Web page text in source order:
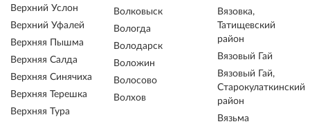
Верхний Услон
Верхний Уфалей
Верхняя Пышма
Верхняя Салда
Верхняя Синячиха
Верхняя Терешка
Верхняя Тура
Волковыск
Вологда
Володарск
Воложин
Волосово
Волхов
Вязовка,
Татищевский
район
Вязовый Гай
Вязовый Гай,
Старокулаткинский
район
Вязьма